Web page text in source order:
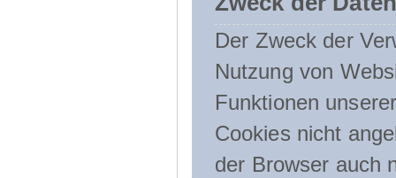
Der Zweck der
Nutzung von
Funktionen
Cookies nicht
der Browser auch